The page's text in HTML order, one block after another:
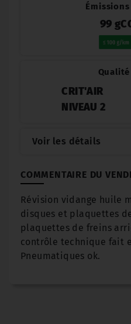
Émissions
99
CRIT'AIR
NIVEAU 2
Voir les détails
COMMENTAIRE DU
Révision vidange huile
disques et plaquettes
plaquettes de freins
contrôle technique fait
Pneumatiques ok.